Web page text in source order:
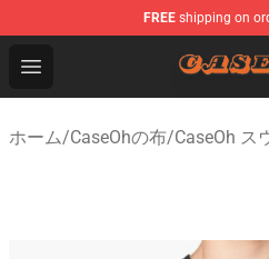
FREE shipping on
Open menu
CaseOh Shop - Official
ホーム/CaseOhの布/CaseOh ス